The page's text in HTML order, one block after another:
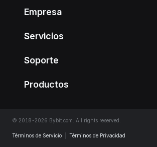
Empresa
Servicios
Soporte
Productos
© 2018-2026 Bybit.com. All rights reserved.
Términos de Servicio Términos de Privacidad